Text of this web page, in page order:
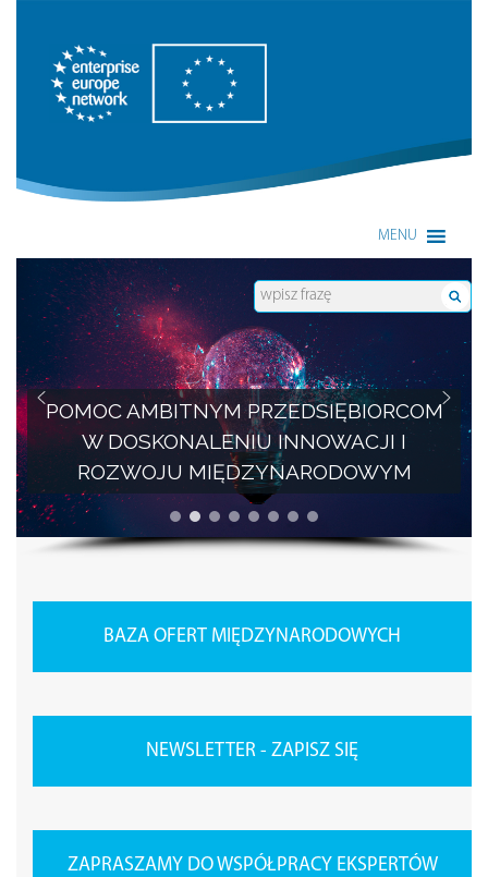
Enterprise Europe Network
MENU
POMOC AMBITNYM PRZEDSIĘBIORCOM
W DOSKONALENIU INNOWACJI I
ROZWOJU MIĘDZYNARODOWYM
BAZA OFERT MIĘDZYNARODOWYCH
NEWSLETTER - ZAPISZ SIĘ
ZAPRASZAMY DO WSPÓŁPRACY EKSPERTÓW